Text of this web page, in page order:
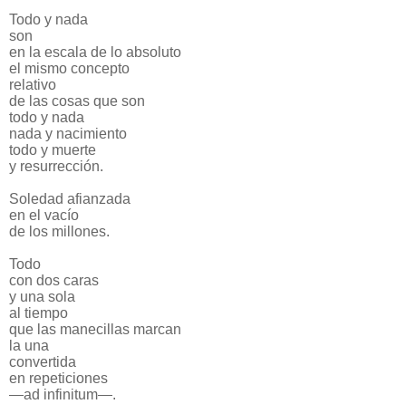
Todo y nada
son
en la escala de lo absoluto
el mismo concepto
relativo
de las cosas que son
todo y nada
nada y nacimiento
todo y muerte
y resurrección.
Soledad afianzada
en el vacío
de los millones.
Todo
con dos caras
y una sola
al tiempo
que las manecillas marcan
la una
convertida
en repeticiones
—ad infinitum—.